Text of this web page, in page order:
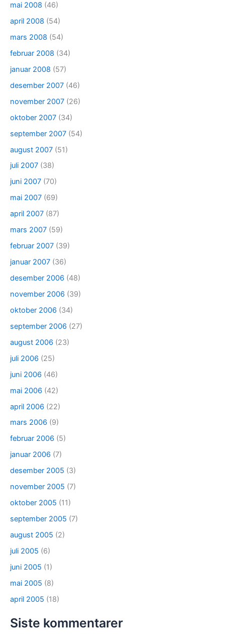
mai 2008 (46)
april 2008 (54)
mars 2008 (54)
februar 2008 (34)
januar 2008 (57)
desember 2007 (46)
november 2007 (26)
oktober 2007 (34)
september 2007 (54)
august 2007 (51)
juli 2007 (38)
juni 2007 (70)
mai 2007 (69)
april 2007 (87)
mars 2007 (59)
februar 2007 (39)
januar 2007 (36)
desember 2006 (48)
november 2006 (39)
oktober 2006 (34)
september 2006 (27)
august 2006 (23)
juli 2006 (25)
juni 2006 (46)
mai 2006 (42)
april 2006 (22)
mars 2006 (9)
februar 2006 (5)
januar 2006 (7)
desember 2005 (3)
november 2005 (7)
oktober 2005 (11)
september 2005 (7)
august 2005 (2)
juli 2005 (6)
juni 2005 (1)
mai 2005 (8)
april 2005 (18)
Siste kommentarer